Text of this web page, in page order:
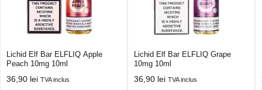
Lichid Elf Bar ELFLIQ Apple
Peach 10mg 10ml
36,90 lei TVA inclus
Lichid Elf Bar ELFLIQ Grape
10mg 10ml
36,90 lei TVA inclus